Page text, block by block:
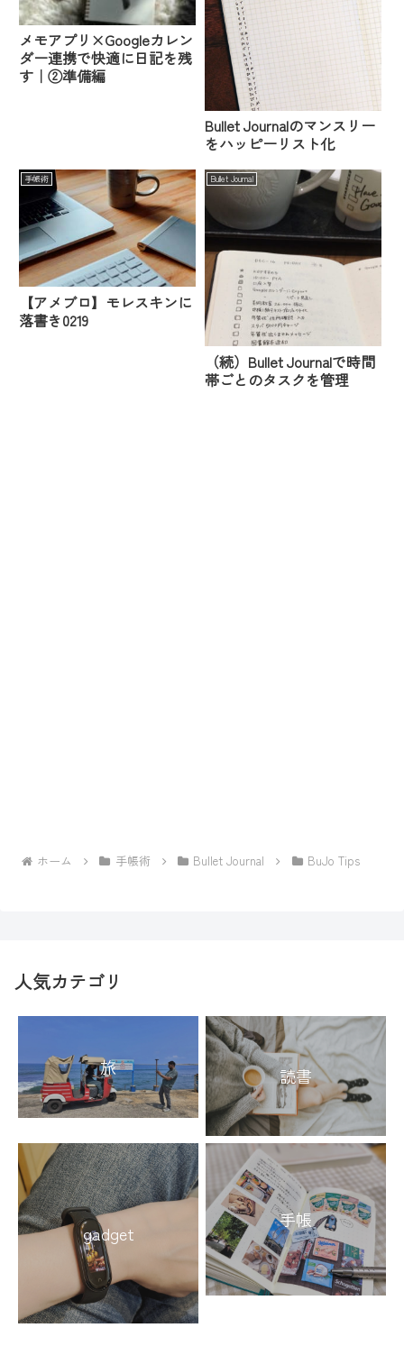
メモアプリ×Googleカレン
ダー連携で快適に日記を残
す｜②準備編
Bullet Journalのマンスリー
をハッピーリスト化
手帳術
【アメブロ】モレスキンに
落書き0219
Bullet Journal
（続）Bullet Journalで時間
帯ごとのタスクを管理
ホーム 手帳術 Bullet Journal BuJo Tips
人気カテゴリ
旅 読書
gadget
手帳